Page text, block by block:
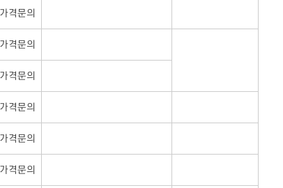
가격문의
가격문의
가격문의
가격문의
가격문의
가격문의